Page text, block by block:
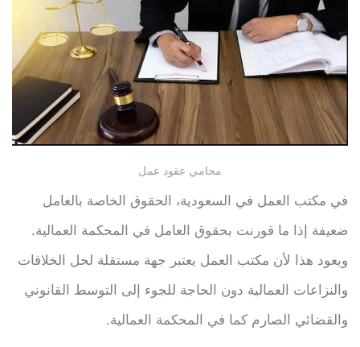
محامي عقود عمل
في مكتب العمل في السعودية، الحقوق الخاصة بالعامل
ضعيفة إذا ما قورنت بحقوق العامل في المحكمة العمالية.
ويعود هذا لأن مكتب العمل يعتبر جهة مستقلة لحل الخلافات
والنزاعات العمالية دون الحاجة للجوء إلى التوسط القانوني
والقضائي الصارم كما في المحكمة العمالية.